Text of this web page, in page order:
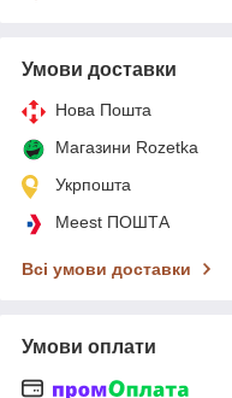
Умови доставки
Нова Пошта
Магазини Rozetka
Укрпошта
Meest ПОШТА
Всі умови доставки
Умови оплати